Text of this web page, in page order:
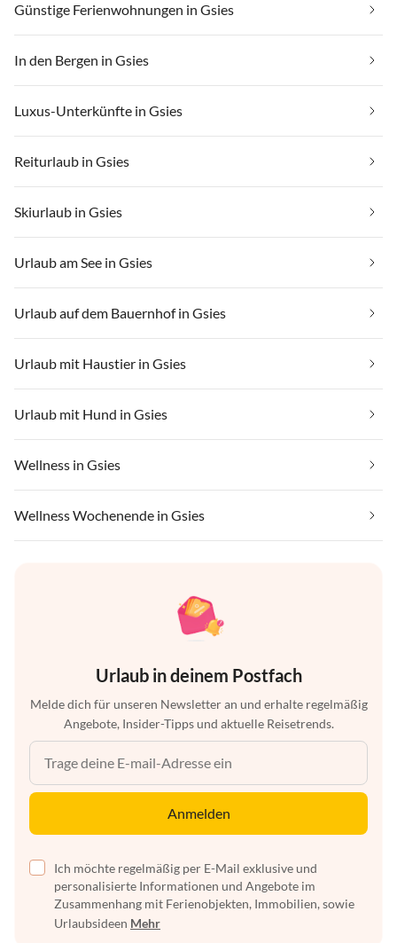
Günstige Ferienwohnungen in Gsies
In den Bergen in Gsies
Luxus-Unterkünfte in Gsies
Reiturlaub in Gsies
Skiurlaub in Gsies
Urlaub am See in Gsies
Urlaub auf dem Bauernhof in Gsies
Urlaub mit Haustier in Gsies
Urlaub mit Hund in Gsies
Wellness in Gsies
Wellness Wochenende in Gsies
Urlaub in deinem Postfach
Melde dich für unseren Newsletter an und erhalte regelmäßig
Angebote, Insider-Tipps und aktuelle Reisetrends.
Anmelden
Ich möchte regelmäßig per E-Mail exklusive und
personalisierte Informationen und Angebote im
Zusammenhang mit Ferienobjekten, Immobilien, sowie
Urlaubsideen Mehr